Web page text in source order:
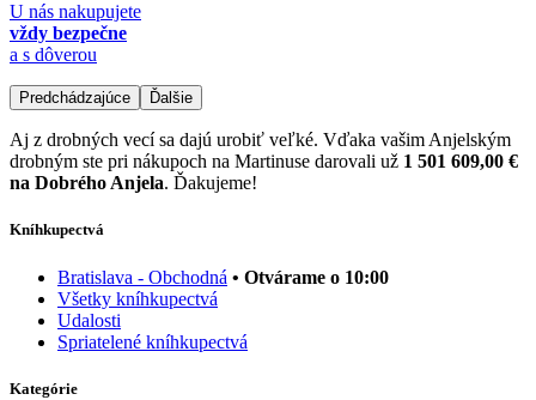
U nás nakupujete
vždy bezpečne
a s dôverou
Predchádzajúce Ďalšie
Aj z drobných vecí sa dajú urobiť veľké. Vďaka vašim Anjelským
drobným ste pri nákupoch na Martinuse darovali už 1 501 609,00 €
na Dobrého Anjela. Ďakujeme!
Kníhkupectvá
Bratislava - Obchodná • Otvárame o 10:00
Všetky kníhkupectvá
Udalosti
Spriatelené kníhkupectvá
Kategórie